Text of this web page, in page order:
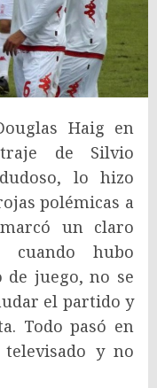
Haig en
de Silvio
lo hizo
polémicas a
un claro
cuando hubo
de juego, no se
el partido y
Todo pasó en
y no